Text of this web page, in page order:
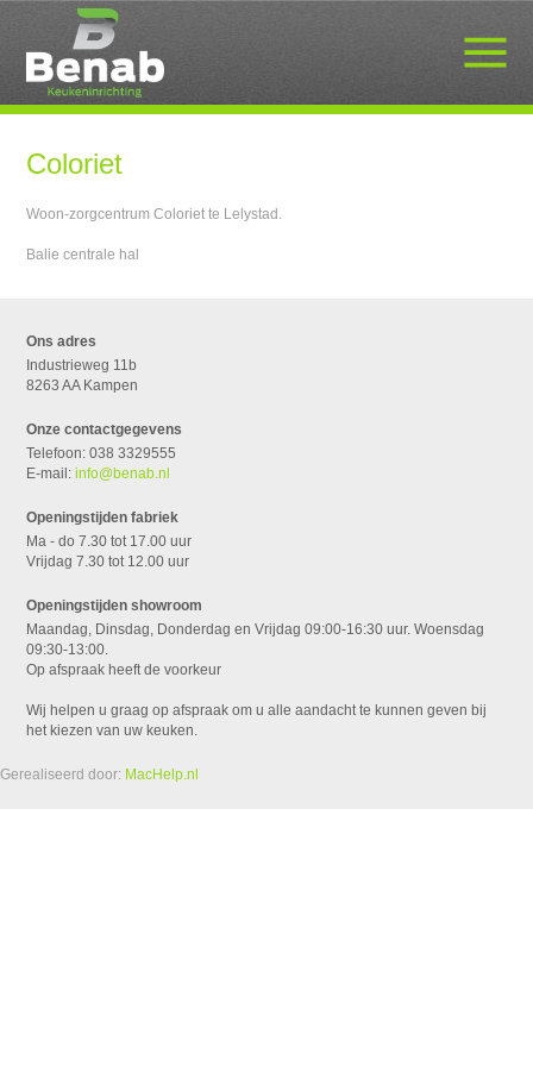
Coloriet
Woon-zorgcentrum Coloriet te Lelystad.
Balie centrale hal
Ons adres
Industrieweg 11b
8263 AA Kampen
Onze contactgegevens
Telefoon: 038 3329555
E-mail:info@benab.nl
Openingstijden fabriek
Ma - do 7.30 tot 17.00 uur
Vrijdag 7.30 tot 12.00 uur
Openingstijden showroom
Maandag, Dinsdag, Donderdag en Vrijdag 09:00-16:30 uur. Woensdag
09:30-13:00.
Op afspraak heeft de voorkeur
Wij helpen u graag op afspraak om u alle aandacht te kunnen geven bij
het kiezen van uw keuken.
Gerealiseerd door: MacHelp.nl